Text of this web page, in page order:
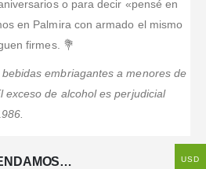
o para decir «pensé en
en Palmira con armado el mismo
firmes. 💐
embriagantes a menores de
exceso de alcohol es perjudicial
USD